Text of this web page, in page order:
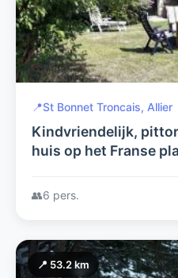
📍St Bonnet Troncais, Allier
Kindvriendelijk,
huis op het Franse
👥6 pers.
📍 53.2 km